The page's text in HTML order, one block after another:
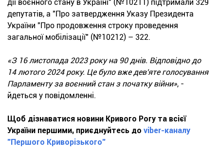
дії воєнного стану в Україні" (№10211) підтримали 329
депутатів, а "Про затвердження Указу Президента
України "Про продовження строку проведення
загальної мобілізації" (№10212) – 322.
«З 16 листопада 2023 року на 90 днів. Відповідно до
14 лютого 2024 року. Це було вже дев'яте голосування
Парламенту за воєнний стан з початку війни», -
йдеться у повідомленні.
Щоб дізнаватися новини Кривого Рогу та всієї
України першими, приєднуйтесь до viber-каналу
"Першого Криворізького"